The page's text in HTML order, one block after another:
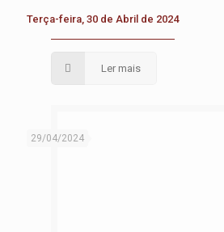
Terça-feira, 30 de Abril de 2024
Ler mais
29/04/2024